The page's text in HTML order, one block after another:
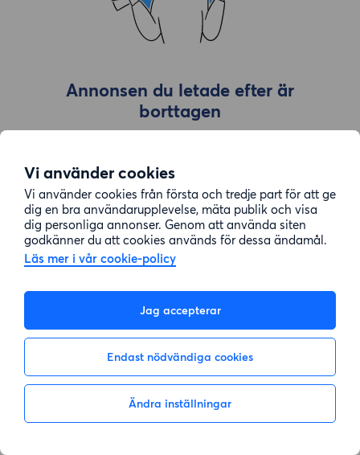
Vi använder cookies
Vi använder cookies från första och tredje part för att ge
dig en bra användarupplevelse, mäta publik och visa
dig personliga annonser. Genom att använda siten
godkänner du att cookies används för dessa ändamål.
Läs mer i vår cookie-policy
Jag accepterar
Endast nödvändiga cookies
Ändra inställningar
Annonsen du letade efter är
borttagen
Gå till sök